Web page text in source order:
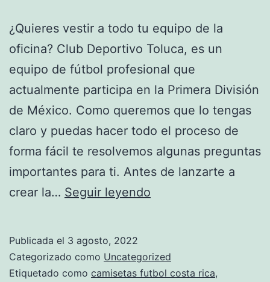
¿Quieres vestir a todo tu equipo de la
oficina? Club Deportivo Toluca, es un
equipo de fútbol profesional que
actualmente participa en la Primera División
de México. Como queremos que lo tengas
claro y puedas hacer todo el proceso de
forma fácil te resolvemos algunas preguntas
importantes para ti. Antes de lanzarte a
crear la… Seguir leyendo
de
seleccion
Publicada el 3 agosto, 2022
Categorizado como Uncategorized
Etiquetado como camisetas futbol costa rica,